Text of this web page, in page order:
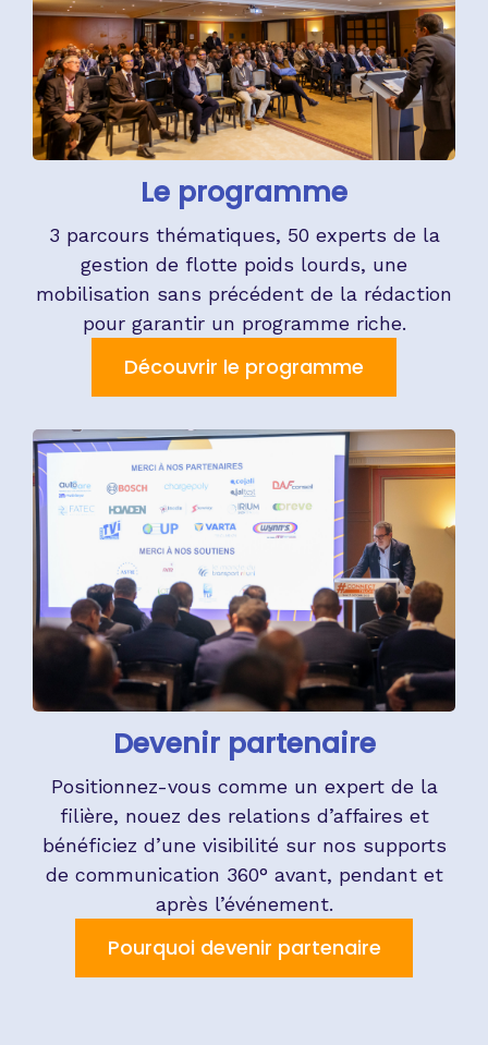
Le programme
3 parcours thématiques, 50 experts de la
gestion de flotte poids lourds, une
mobilisation sans précédent de la rédaction
pour garantir un programme riche.
Découvrir le programme
Devenir partenaire
Positionnez-vous comme un expert de la
filière, nouez des relations d’affaires et
bénéficiez d’une visibilité sur nos supports
de communication 360° avant, pendant et
après l’événement.
Pourquoi devenir partenaire